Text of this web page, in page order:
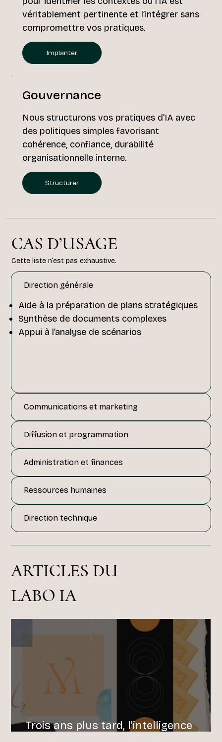
véritablement pertinente et l’intégrer sans
compromettre vos pratiques.
Implanter
Gouvernance
Nous structurons vos pratiques d’IA avec
des politiques simples favorisant
cohérence, confiance, durabilité
organisationnelle interne.
Structurer
CAS D’USAGE
Cette liste n’est pas exhaustive.
Direction générale
Aide à la préparation de plans stratégiques
Synthèse de documents complexes
Appui à l’analyse de scénarios
Communications et marketing
Diffusion et programmation
Administration et finances
Ressources humaines
Direction technique
ARTICLES DU
LABO IA
Trois ans plus tard, l'intelligence